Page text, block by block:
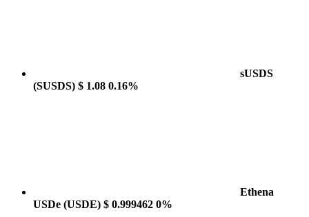
sUSDS
(SUSDS) $ 1.08 0.16%
Ethena
USDe (USDE) $ 0.999462 0%